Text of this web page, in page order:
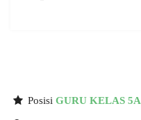
Posisi GURU KELAS 5A